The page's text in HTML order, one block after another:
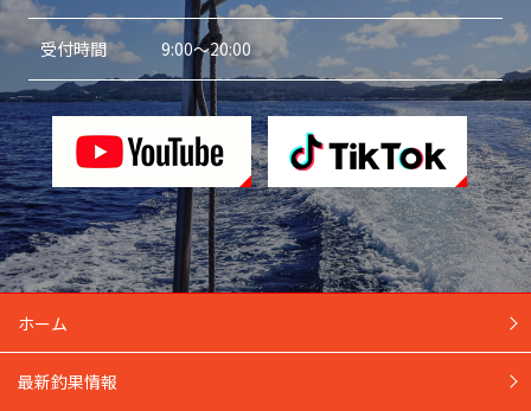
受付時間 9:00～20:00
ホーム
最新釣果情報